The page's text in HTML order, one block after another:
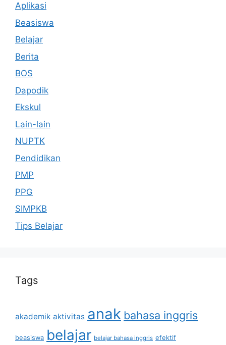
Aplikasi
Beasiswa
Belajar
Berita
BOS
Dapodik
Ekskul
Lain-lain
NUPTK
Pendidikan
PMP
PPG
SIMPKB
Tips Belajar
Tags
akademik aktivitas anak bahasa inggris
beasiswa belajar belajar bahasa inggris efektif